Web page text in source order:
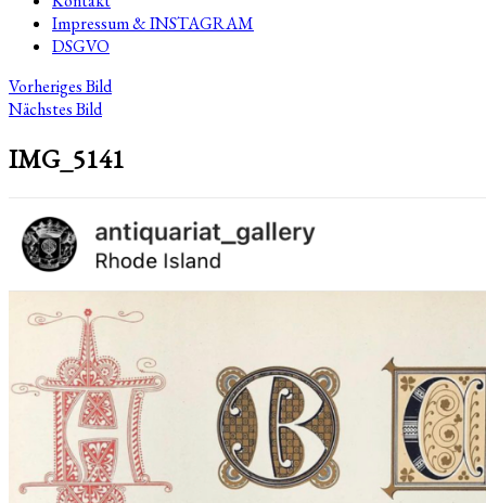
Impressum & INSTAGRAM
DSGVO
Vorheriges Bild
Nächstes Bild
IMG_5141